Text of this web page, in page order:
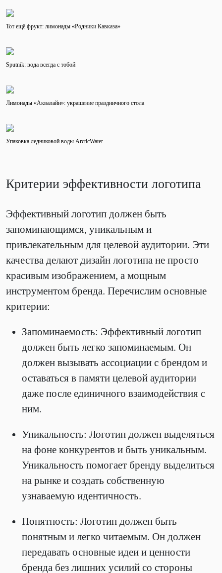
Тот ещё фрукт: лимонады «Родники Кавказа»
Sputnik: вода всегда с тобой
Лимонады «Аквалайн»: украшение праздничного стола
Упаковка ледниковой воды ArcticWater
Критерии эффективности логотипа
Эффективный логотип должен быть
запоминающимся, уникальным и
привлекательным для целевой аудитории. Эти
качества делают дизайн логотипа не просто
красивым изображением, а мощным
инструментом бренда. Перечислим основные
критерии:
Запоминаемость: Эффективный логотип
должен быть легко запоминаемым. Он
должен вызывать ассоциации с брендом и
оставаться в памяти целевой аудитории
даже после единичного взаимодействия с
ним.
Уникальность: Логотип должен выделяться
на фоне конкурентов и быть уникальным.
Уникальность помогает бренду выделиться
на рынке и создать собственную
узнаваемую идентичность.
Понятность: Логотип должен быть
понятным и легко читаемым. Он должен
передавать основные идеи и ценности
бренда без лишних усилий со стороны